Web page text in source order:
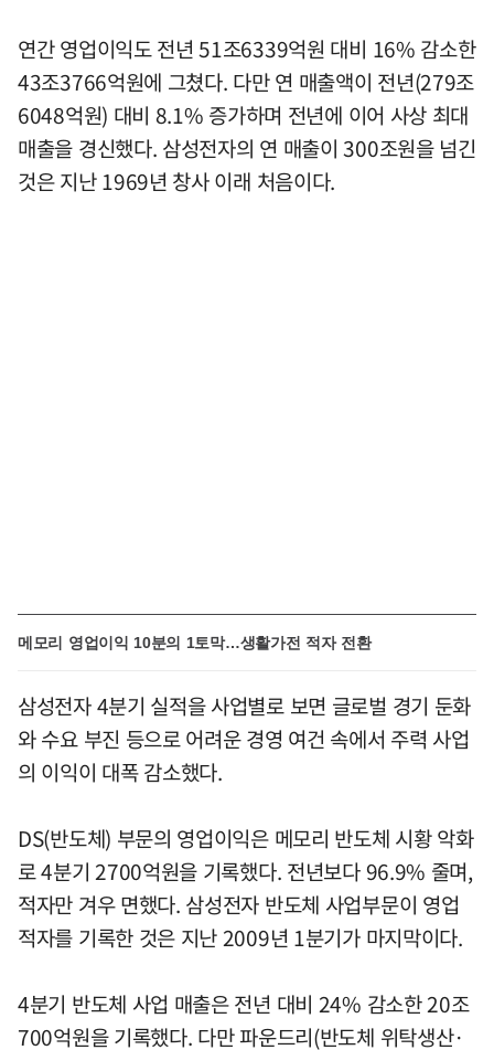
연간 영업이익도 전년 51조6339억원 대비 16% 감소한
43조3766억원에 그쳤다. 다만 연 매출액이 전년(279조
6048억원) 대비 8.1% 증가하며 전년에 이어 사상 최대
매출을 경신했다. 삼성전자의 연 매출이 300조원을 넘긴
것은 지난 1969년 창사 이래 처음이다.
메모리 영업이익 10분의 1토막…생활가전 적자 전환
삼성전자 4분기 실적을 사업별로 보면 글로벌 경기 둔화
와 수요 부진 등으로 어려운 경영 여건 속에서 주력 사업
의 이익이 대폭 감소했다.
DS(반도체) 부문의 영업이익은 메모리 반도체 시황 악화
로 4분기 2700억원을 기록했다. 전년보다 96.9% 줄며,
적자만 겨우 면했다. 삼성전자 반도체 사업부문이 영업
적자를 기록한 것은 지난 2009년 1분기가 마지막이다.
4분기 반도체 사업 매출은 전년 대비 24% 감소한 20조
700억원을 기록했다. 다만 파운드리(반도체 위탁생산·